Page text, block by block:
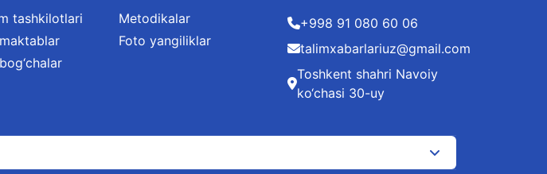
tashkilotlari
Metodikalar
Foto yangiliklar
+998 91 080 60 06
talimxabarlariuz@gmail.com
Toshkent shahri Navoiy
ko‘chasi 30-uy